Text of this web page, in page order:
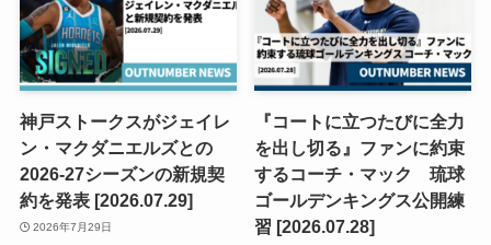
神戸ストークスがジェイレ
ン・マクダニエルズとの
2026-27シーズンの新規契
約を発表 [2026.07.29]
2026年7月29日
『コートに立つたびに全力
を出し切る』ファンに約束
するコーチ・マック 琉球
ゴールデンキングス公開練
習 [2026.07.28]